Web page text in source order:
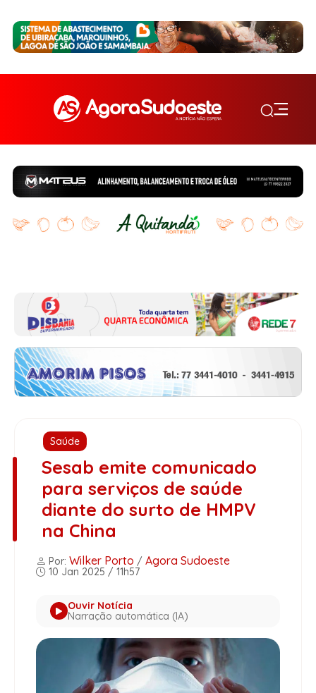
Saúde
Sesab emite comunicado
para serviços de saúde
diante do surto de HMPV
na China
Por: Wilker Porto / Agora Sudoeste
10 Jan 2025 / 11h57
Ouvir Notícia
Narração automática (IA)